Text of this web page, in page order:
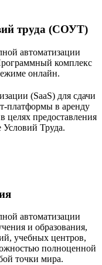
труда (СОУТ)
автоматизации
комплекс
онлайн.
(SaaS) для сдачи
платформы в аренду
целях предоставления
Труда.
автоматизации
и образования,
учебных центров,
полноценной
точки мира.